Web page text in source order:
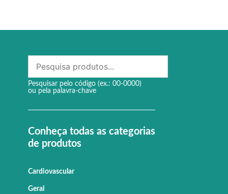
Pesquisar pelo código (ex.: 00-0000)
ou pela palavra-chave
Conheça todas as categorias
de produtos
Cardiovascular
Geral